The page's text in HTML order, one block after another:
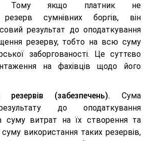
Тому якщо платник не
сумнівних боргів, він
результат до оподаткування
резерву, тобто на всю суму
заборгованості. Це суттєво
на фахівців щодо його
(забезпечень). Сума
до оподаткування
суму витрат на їх створення та
суму використання таких резервів,